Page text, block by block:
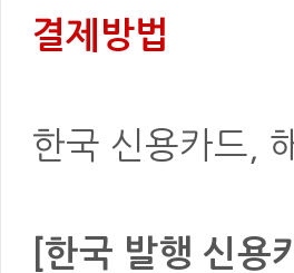
결제방법
한국 신용카드,
[한국 발행 신용